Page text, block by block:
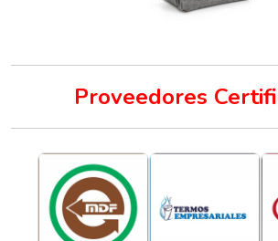
Proveedores